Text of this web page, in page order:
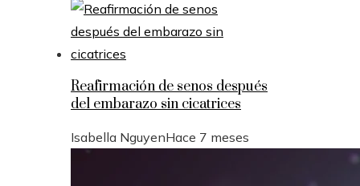
Reafirmación de senos después
del embarazo sin cicatrices
Isabella NguyenHace 7 meses